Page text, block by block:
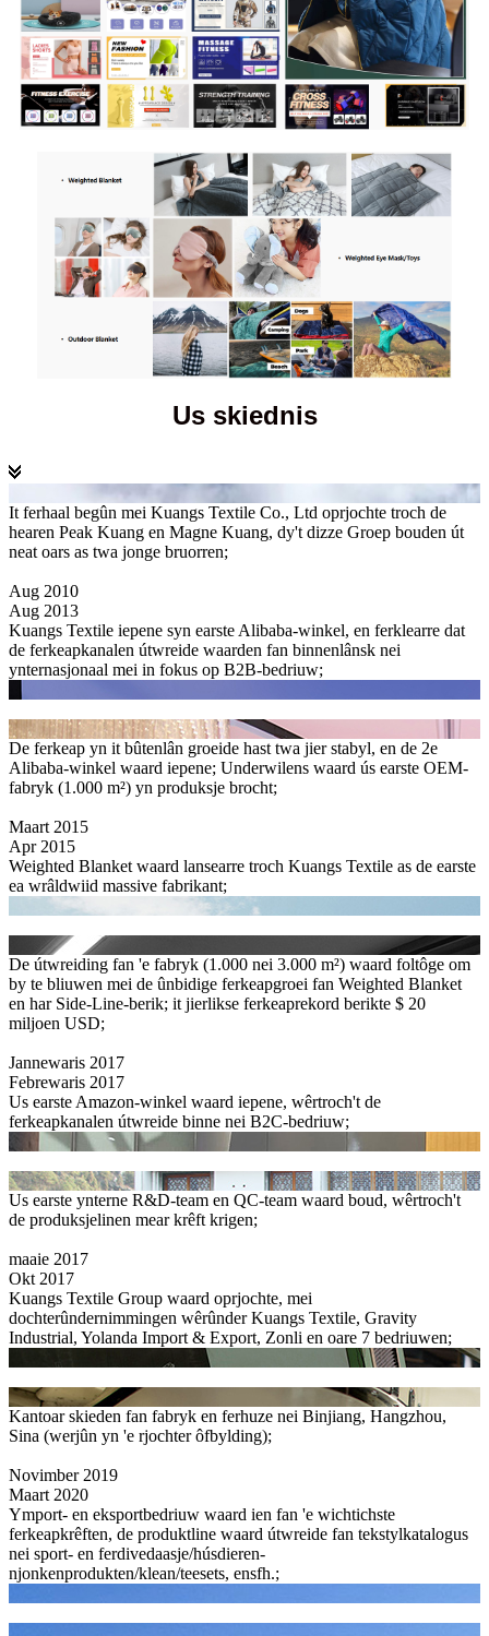
Us skiednis
It ferhaal begûn mei Kuangs Textile Co., Ltd oprjochte troch de
hearen Peak Kuang en Magne Kuang, dy't dizze Groep bouden út
neat oars as twa jonge bruorren;
Aug 2010
Aug 2013
Kuangs Textile iepene syn earste Alibaba-winkel, en ferklearre dat
de ferkeapkanalen útwreide waarden fan binnenlânsk nei
ynternasjonaal mei in fokus op B2B-bedriuw;
De ferkeap yn it bûtenlân groeide hast twa jier stabyl, en de 2e
Alibaba-winkel waard iepene; Underwilens waard ús earste OEM-
fabryk (1.000 m²) yn produksje brocht;
Maart 2015
Apr 2015
Weighted Blanket waard lansearre troch Kuangs Textile as de earste
ea wrâldwiid massive fabrikant;
De útwreiding fan 'e fabryk (1.000 nei 3.000 m²) waard foltôge om
by te bliuwen mei de ûnbidige ferkeapgroei fan Weighted Blanket
en har Side-Line-berik; it jierlikse ferkeaprekord berikte $ 20
miljoen USD;
Jannewaris 2017
Febrewaris 2017
Us earste Amazon-winkel waard iepene, wêrtroch't de
ferkeapkanalen útwreide binne nei B2C-bedriuw;
Us earste ynterne R&D-team en QC-team waard boud, wêrtroch't
de produksjelinen mear krêft krigen;
maaie 2017
Okt 2017
Kuangs Textile Group waard oprjochte, mei
dochterûndernimmingen wêrûnder Kuangs Textile, Gravity
Industrial, Yolanda Import & Export, Zonli en oare 7 bedriuwen;
Kantoar skieden fan fabryk en ferhuze nei Binjiang, Hangzhou,
Sina (werjûn yn 'e rjochter ôfbylding);
Novimber 2019
Maart 2020
Ymport- en eksportbedriuw waard ien fan 'e wichtichste
ferkeapkrêften, de produktline waard útwreide fan tekstylkatalogus
nei sport- en ferdivedaasje/húsdieren-
njonkenprodukten/klean/teesets, ensfh.;